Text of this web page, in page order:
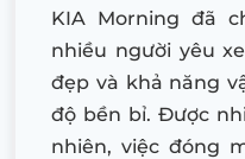
KIA Morning đã
nhiều người yêu
đẹp và khả năng
độ bền bỉ. Được
nhiên, việc đóng